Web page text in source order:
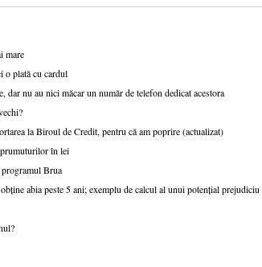
mare
o plată cu cardul
nu au nici măcar un număr de telefon dedicat acestora
la Biroul de Credit, pentru că am poprire (actualizat)
în lei
Brua
abia peste 5 ani; exemplu de calcul al unui potențial prejudiciu